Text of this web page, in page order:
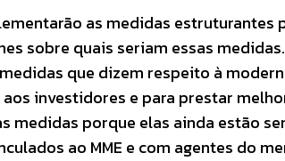
as medidas estruturantes
sobre quais seriam essas
que dizem respeito à
investidores e para prestar
medidas porque elas ainda estão
ao MME e com agentes do